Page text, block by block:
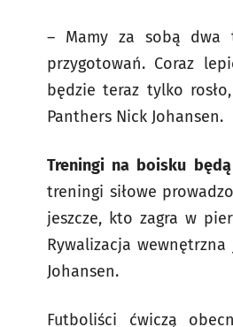
– Mamy za sobą dwa
przygotowań. Coraz
będzie teraz tylko
Panthers Nick Johansen.
Treningi na boisku
treningi siłowe
jeszcze, kto zagra w
Rywalizacja
Johansen.
Futboliści ćwiczą